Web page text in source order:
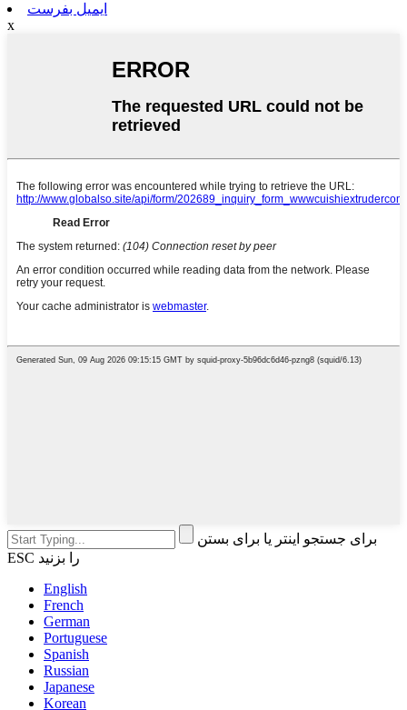
ایمیل بفرست
x
برای جستجو اینتر یا برای بستن
ESC را بزنید
English
French
German
Portuguese
Spanish
Russian
Japanese
Korean